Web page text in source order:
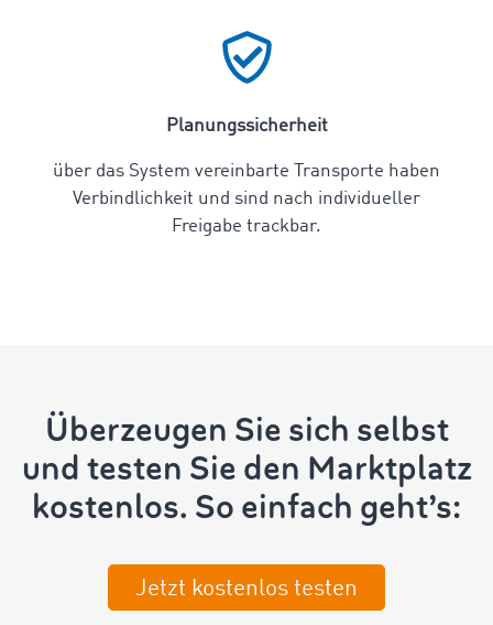
Planungssicherheit
über das System vereinbarte Transporte haben
Verbindlichkeit und sind nach individueller
Freigabe trackbar.
Überzeugen Sie sich selbst
und testen Sie den Marktplatz
kostenlos. So einfach geht’s:
Jetzt kostenlos testen